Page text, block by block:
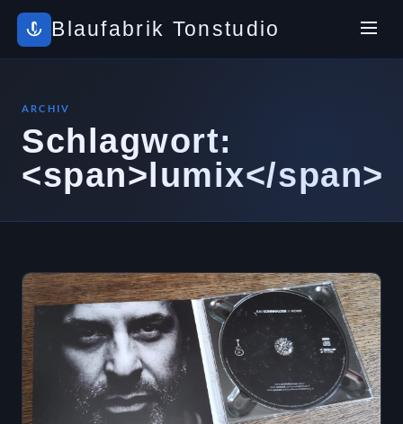
Blaufabrik Tonstudio
ARCHIV
Schlagwort:
<span>lumix</span>